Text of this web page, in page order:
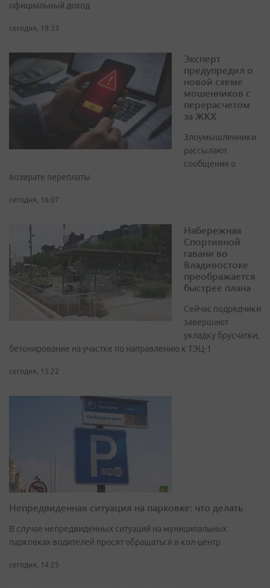
официальный доход
сегодня, 18:33
Эксперт
предупредил о
новой схеме
мошенников с
перерасчетом
за ЖКХ
Злоумышленники
рассылают
сообщения о
возврате переплаты
сегодня, 16:07
Набережная
Спортивной
гавани во
Владивостоке
преображается
быстрее плана
Сейчас подрядчики
завершают
укладку брусчатки,
бетонирование на участке по направлению к ТЭЦ-1
сегодня, 15:22
Непредвиденная ситуация на парковке: что делать
В случае непредвиденных ситуаций на муниципальных
парковках водителей просят обращаться в кол-центр
сегодня, 14:25